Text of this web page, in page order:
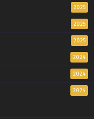
2025
2025
2025
2024
2024
2024